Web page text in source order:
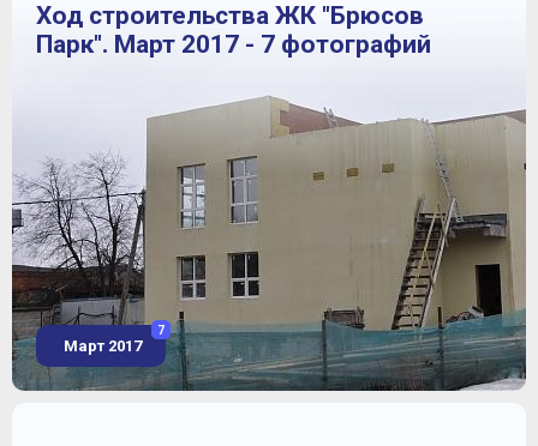
Ход строительства ЖК "Брюсов
Парк". Март 2017 - 7 фотографий
Март 2017
7